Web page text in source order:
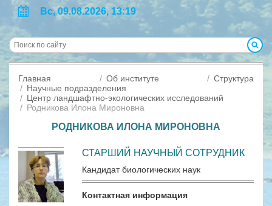
Вс, 09.08.2026, 13:19
Главная Об институте
Структура
Научные подразделения
Центр ландшафтно-экологических исследований
Родникова Илона Мироновна
РОДНИКОВА ИЛОНА МИРОНОВНА
СТАРШИЙ НАУЧНЫЙ СОТРУДНИК
Кандидат биологических наук
Контактная информация